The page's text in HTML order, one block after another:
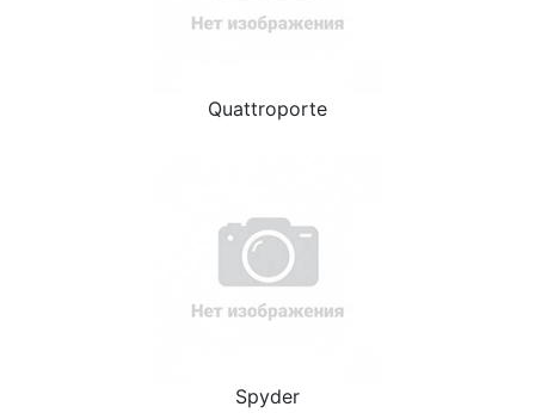
Quattroporte
Spyder